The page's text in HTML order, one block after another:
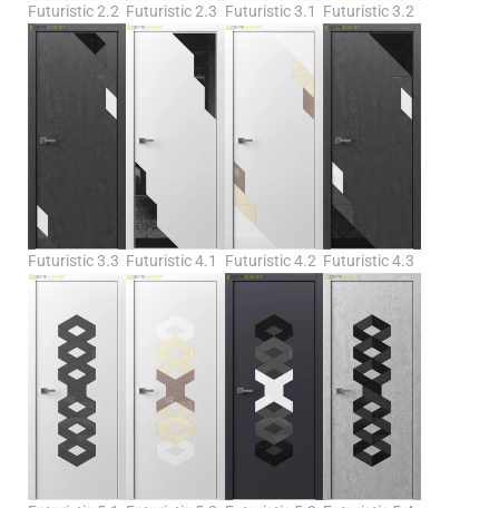
Futuristic 2.2 Futuristic 2.3 Futuristic 3.1 Futuristic 3.2
Futuristic 3.3 Futuristic 4.1 Futuristic 4.2 Futuristic 4.3